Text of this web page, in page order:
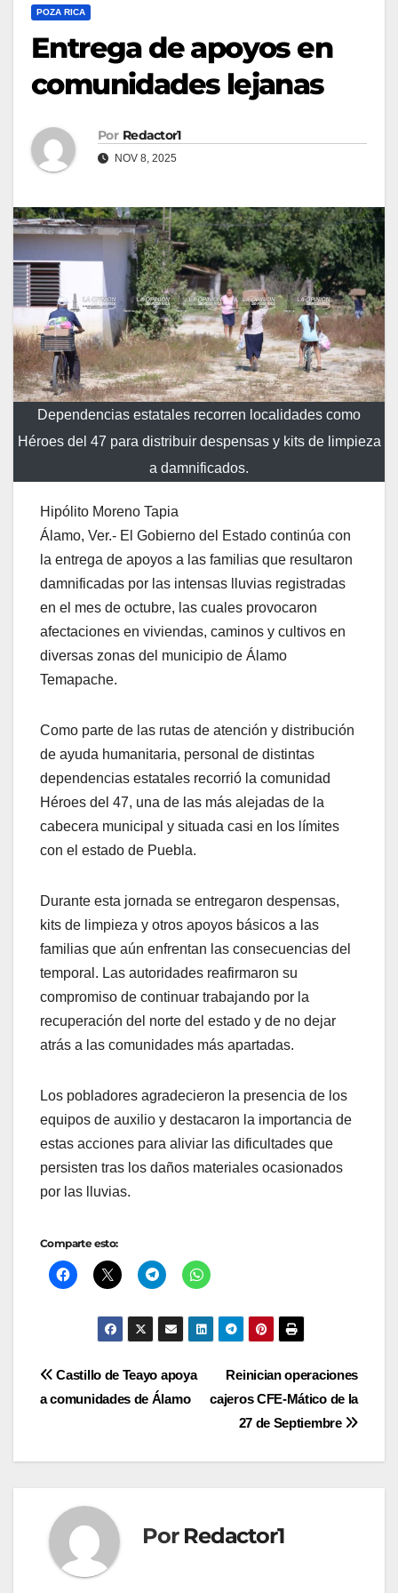
POZA RICA
Entrega de apoyos en
comunidades lejanas
Por Redactor1
NOV 8, 2025
Dependencias estatales recorren localidades como
Héroes del 47 para distribuir despensas y kits de limpieza
a damnificados.
Hipólito Moreno Tapia
Álamo, Ver.- El Gobierno del Estado continúa con
la entrega de apoyos a las familias que resultaron
damnificadas por las intensas lluvias registradas
en el mes de octubre, las cuales provocaron
afectaciones en viviendas, caminos y cultivos en
diversas zonas del municipio de Álamo
Temapache.
Como parte de las rutas de atención y distribución
de ayuda humanitaria, personal de distintas
dependencias estatales recorrió la comunidad
Héroes del 47, una de las más alejadas de la
cabecera municipal y situada casi en los límites
con el estado de Puebla.
Durante esta jornada se entregaron despensas,
kits de limpieza y otros apoyos básicos a las
familias que aún enfrentan las consecuencias del
temporal. Las autoridades reafirmaron su
compromiso de continuar trabajando por la
recuperación del norte del estado y de no dejar
atrás a las comunidades más apartadas.
Los pobladores agradecieron la presencia de los
equipos de auxilio y destacaron la importancia de
estas acciones para aliviar las dificultades que
persisten tras los daños materiales ocasionados
por las lluvias.
Comparte esto:
Navegación
entradas
Reinician operaciones
cajeros CFE-Mático de la
27 de Septiembre
Castillo de Teayo apoya
a comunidades de Álamo
Por Redactor1